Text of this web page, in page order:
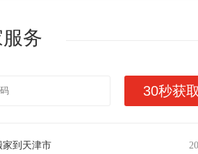
务
30秒获
到东莞市
家到珠海市